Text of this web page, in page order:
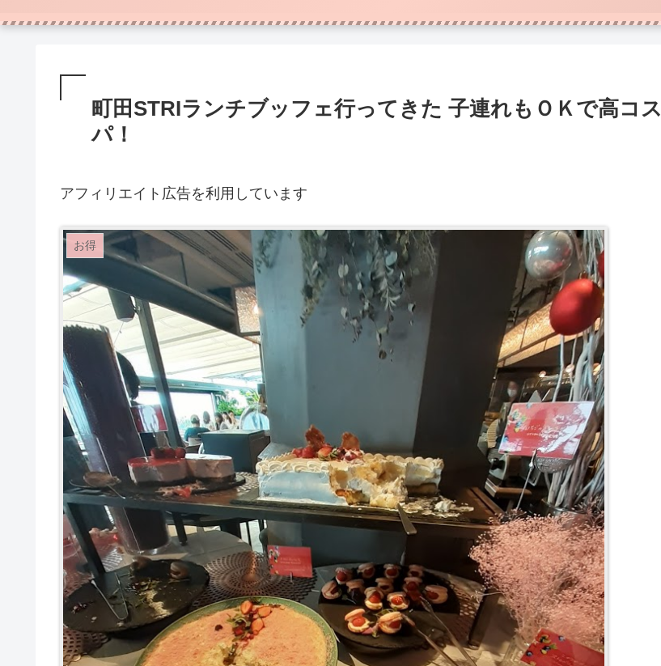
町田STRIランチブッフェ行ってきた 子連れもＯＫで高コス
パ！
アフィリエイト広告を利用しています
お得